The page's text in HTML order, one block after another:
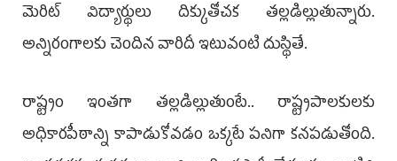
మెరిట్‌ విద్యార్థులు దిక్కుతోచక తల్లడిల్లుతున్నారు.
అన్నిరంగాలకు చెందిన వారిదీ ఇటువంటి దుస్థితే.
రాష్ట్రం ఇంతగా తల్లడిల్లుతుంటే.. రాష్ట్రపాలకులకు
అధికారపీఠాన్ని కాపాడుకోవడం ఒక్కటే పనిగా కనపడుతోంది.